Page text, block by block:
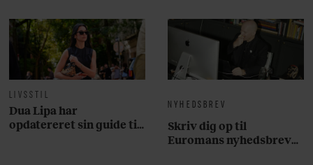
LIVSSTIL
Dua Lipa har
opdatereret sin guide til
NYHEDSBREV
Skriv dig op til
Euromans nyhedsbrev